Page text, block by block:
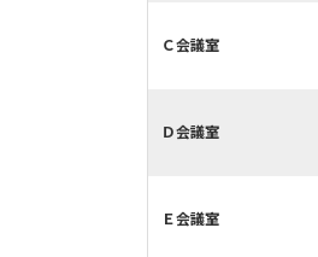
Ｃ会議室
Ｄ会議室
Ｅ会議室